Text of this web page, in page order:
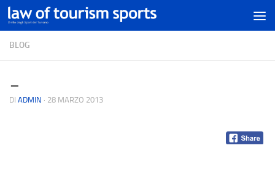
BLOG
DI ADMIN · 28 MARZO 2013